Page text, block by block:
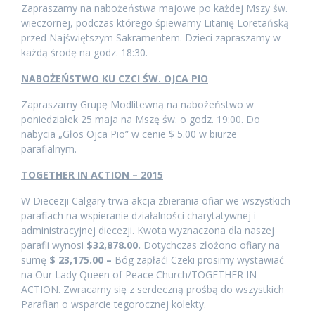
Zapraszamy na nabożeństwa majowe po każdej Mszy św.
wieczornej, podczas którego śpiewamy Litanię Loretańską
przed Najświętszym Sakramentem. Dzieci zapraszamy w
każdą środę na godz. 18:30.
NABOŻEŃSTWO KU CZCI ŚW. OJCA PIO
Zapraszamy Grupę Modlitewną na nabożeństwo w
poniedziałek 25 maja na Mszę św. o godz. 19:00. Do
nabycia „Głos Ojca Pio” w cenie $ 5.00 w biurze
parafialnym.
TOGETHER IN ACTION – 2015
W Diecezji Calgary trwa akcja zbierania ofiar we wszystkich
parafiach na wspieranie działalności charytatywnej i
administracyjnej diecezji. Kwota wyznaczona dla naszej
parafii wynosi $32,878.00. Dotychczas złożono ofiary na
sumę $ 23,175.00 – Bóg zapłać! Czeki prosimy wystawiać
na Our Lady Queen of Peace Church/TOGETHER IN
ACTION. Zwracamy się z serdeczną prośbą do wszystkich
Parafian o wsparcie tegorocznej kolekty.